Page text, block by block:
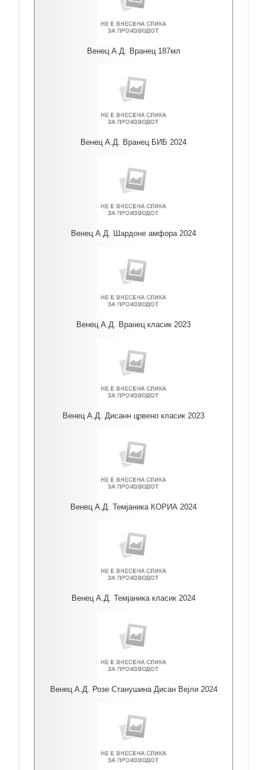
Венец А.Д. Вранец 187мл
Венец А.Д. Вранец БИБ 2024
Венец А.Д. Шардоне амфора 2024
Венец А.Д. Вранец класик 2023
Венец А.Д. Дисанн црвено класик 2023
Венец А.Д. Темјаника КОРИА 2024
Венец А.Д. Темјаника класик 2024
Венец А.Д. Розе Станушина Дисан Вејли 2024